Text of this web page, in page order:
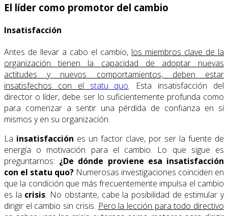
El líder como promotor del cambio
Insatisfacción
Antes de llevar a cabo el cambio, los miembros clave de la
organización tienen la capacidad de adoptar nuevas
actitudes y nuevos comportamientos, deben estar
insatisfechos con el statu quo. Esta insatisfacción del
director o líder, debe ser lo suficientemente profunda como
para comenzar a sentir una pérdida de confianza en sí
mismos y en su organización.
La insatisfacción es un factor clave, por ser la fuente de
energía o motivación para el cambio. Lo que sigue es
preguntarnos: ¿De dónde proviene esa insatisfacción
con el statu quo? Numerosas investigaciones coinciden en
que la condición que más frecuentemente impulsa el cambio
es la crisis. No obstante, cabe la posibilidad de estimular y
dirigir el cambio sin crisis. Pero la lección para todo directivo